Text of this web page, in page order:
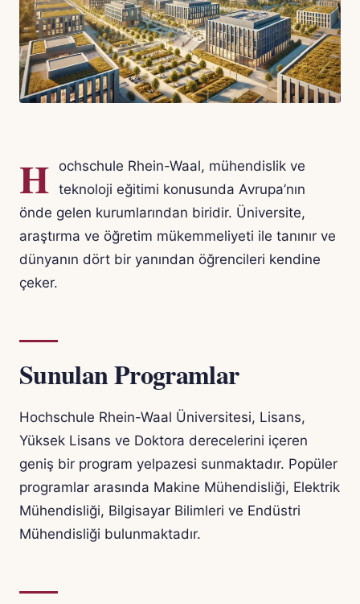
H ochschule Rhein-Waal, mühendislik ve
teknoloji eğitimi konusunda Avrupa’nın
önde gelen kurumlarından biridir. Üniversite,
araştırma ve öğretim mükemmeliyeti ile tanınır ve
dünyanın dört bir yanından öğrencileri kendine
çeker.
Sunulan Programlar
Hochschule Rhein-Waal Üniversitesi, Lisans,
Yüksek Lisans ve Doktora derecelerini içeren
geniş bir program yelpazesi sunmaktadır. Popüler
programlar arasında Makine Mühendisliği, Elektrik
Mühendisliği, Bilgisayar Bilimleri ve Endüstri
Mühendisliği bulunmaktadır.